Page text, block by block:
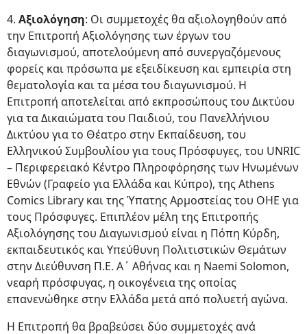
4. Αξιολόγηση: Οι συμμετοχές θα αξιολογηθούν από
την Επιτροπή Αξιολόγησης των έργων του
διαγωνισμού, αποτελούμενη από συνεργαζόμενους
φορείς και πρόσωπα με εξειδίκευση και εμπειρία στη
θεματολογία και τα μέσα του διαγωνισμού. Η
Επιτροπή αποτελείται από εκπροσώπους του Δικτύου
για τα Δικαιώματα του Παιδιού, του Πανελλήνιου
Δικτύου για το Θέατρο στην Εκπαίδευση, του
Ελληνικού Συμβουλίου για τους Πρόσφυγες, του UNRIC
– Περιφερειακό Κέντρο Πληροφόρησης των Ηνωμένων
Εθνών (Γραφείο για Ελλάδα και Κύπρο), της Athens
Comics Library και της Ύπατης Αρμοστείας του ΟΗΕ για
τους Πρόσφυγες. Επιπλέον μέλη της Επιτροπής
Αξιολόγησης του Διαγωνισμού είναι η Πόπη Κύρδη,
εκπαιδευτικός και Υπεύθυνη Πολιτιστικών Θεμάτων
στην Διεύθυνση Π.Ε. Α΄ Αθήνας και η Νaemi Solomon,
νεαρή πρόσφυγας, η οικογένεια της οποίας
επανενώθηκε στην Ελλάδα μετά από πολυετή αγώνα.
Η Επιτροπή θα βραβεύσει δύο συμμετοχές ανά